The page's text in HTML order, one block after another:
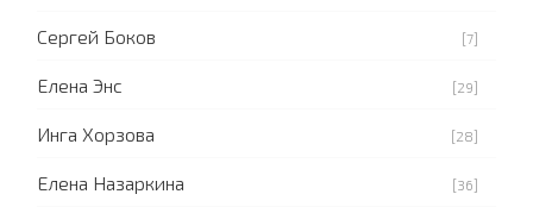
Сергей Боков [7]
Елена Энс [29]
Инга Хорзова [28]
Елена Назаркина [36]